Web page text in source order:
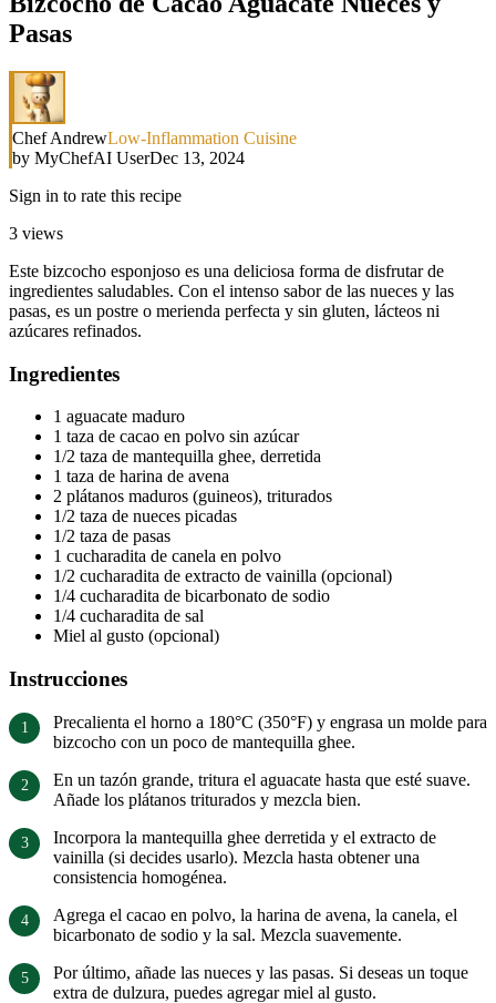
Pasas
Chef AndrewLow-Inflammation Cuisine
by MyChefAI UserDec 13, 2024
Sign in to rate this recipe
3 views
Este bizcocho esponjoso es una deliciosa forma de disfrutar de
ingredientes saludables. Con el intenso sabor de las nueces y las
pasas, es un postre o merienda perfecta y sin gluten, lácteos ni
azúcares refinados.
Ingredientes
1 aguacate maduro
1 taza de cacao en polvo sin azúcar
1/2 taza de mantequilla ghee, derretida
1 taza de harina de avena
2 plátanos maduros (guineos), triturados
1/2 taza de nueces picadas
1/2 taza de pasas
1 cucharadita de canela en polvo
1/2 cucharadita de extracto de vainilla (opcional)
1/4 cucharadita de bicarbonato de sodio
1/4 cucharadita de sal
Miel al gusto (opcional)
Instrucciones
Precalienta el horno a 180°C (350°F) y engrasa un molde para
bizcocho con un poco de mantequilla ghee.
En un tazón grande, tritura el aguacate hasta que esté suave.
Añade los plátanos triturados y mezcla bien.
Incorpora la mantequilla ghee derretida y el extracto de
vainilla (si decides usarlo). Mezcla hasta obtener una
consistencia homogénea.
Agrega el cacao en polvo, la harina de avena, la canela, el
bicarbonato de sodio y la sal. Mezcla suavemente.
Por último, añade las nueces y las pasas. Si deseas un toque
extra de dulzura, puedes agregar miel al gusto.